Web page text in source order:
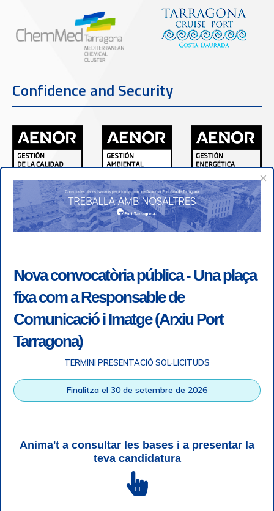
Confidence and Security
Accessibility Legal note | + info RGPD |Information of
×
Nova convocatòria pública - Una plaça
fixa com a Responsable de
Comunicació i Imatge (Arxiu Port
Tarragona)
TERMINI PRESENTACIÓ SOL·LICITUDS
Finalitza el 30 de setembre de 2026
Anima't a consultar les bases i a presentar la
teva candidatura